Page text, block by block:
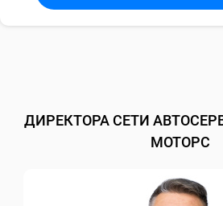
ДИРЕКТОРА СЕТИ
МОТОРС